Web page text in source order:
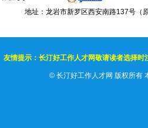
地址：龙岩市新罗区西安南路137号（
友情提示：长汀好工作人才网敬请读者选择
© 长汀好工作人才网 版权所有